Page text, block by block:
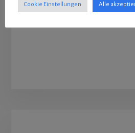
Das Bild zeigt Nils auf dem
Cookie Einstellungen Alle